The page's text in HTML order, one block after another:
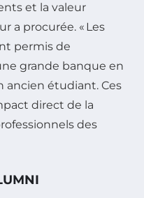
et la valeur
a procurée. « Les
permis de
grande banque en
ancien étudiant. Ces
direct de la
des